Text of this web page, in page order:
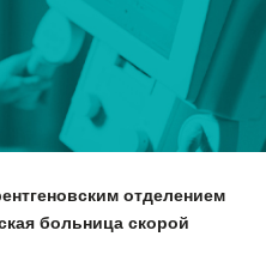
отделением
больница скорой